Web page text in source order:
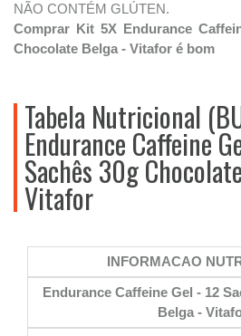
NÃO CONTÉM GLÚTEN.
Comprar Kit 5X Endurance
Chocolate Belga - Vitafor é bom
Tabela Nutricional
Endurance Caffeine
Sachês 30g
Vitafor
INFORMACAO
Endurance Caffeine Gel - 12
Belga -